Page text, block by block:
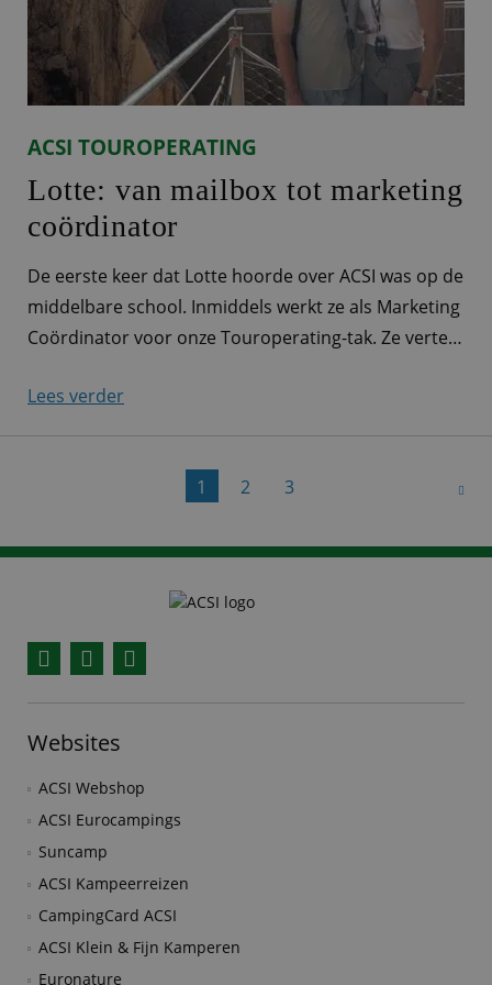
ACSI TOUROPERATING
Lotte: van mailbox tot marketing
coördinator
De eerste keer dat Lotte hoorde over ACSI was op de
middelbare school. Inmiddels werkt ze als Marketing
Coördinator voor onze Touroperating-tak. Ze vertelt
voor alle Touroperating-merken ‘Ieder ACSI-product
heeft zijn eigen productmarketeer. Bij Touroperating
verantwoordelijk voor de
Lees verder
1 2 3
Websites
ACSI Webshop
ACSI Eurocampings
Suncamp
ACSI Kampeerreizen
CampingCard ACSI
ACSI Klein & Fijn Kamperen
Euronature